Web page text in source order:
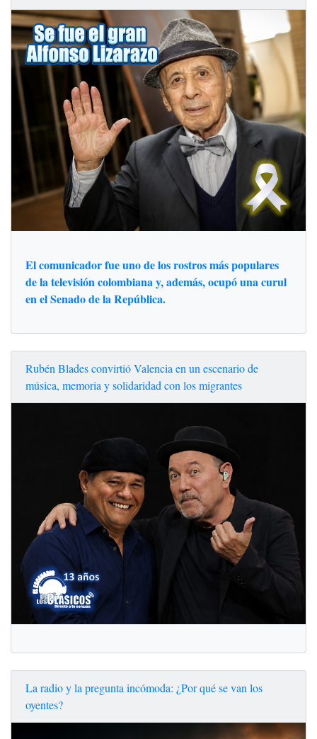
El comunicador fue uno de los rostros más populares
de la televisión colombiana y, además, ocupó una curul
en el Senado de la República.
Rubén Blades convirtió Valencia en un escenario de
música, memoria y solidaridad con los migrantes
La radio y la pregunta incómoda: ¿Por qué se van los
oyentes?